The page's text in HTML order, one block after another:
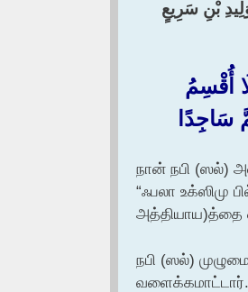
بْنِ سَرِيعٍ
أُقْسِمُ
سَاجِدًا
நான் நபி (ஸல்)
“ஃபலா
அத்தியாய)த்தை
நபி (ஸல்)
வளைக்கமாட்டார்.